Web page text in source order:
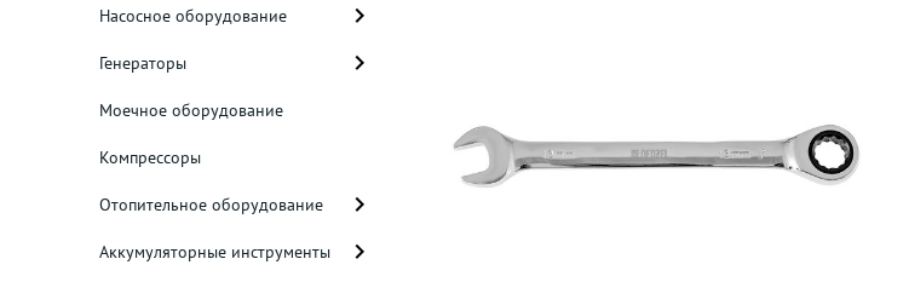
Насосное оборудование
Генераторы
Моечное оборудование
Компрессоры
Отопительное оборудование
Аккумуляторные инструменты